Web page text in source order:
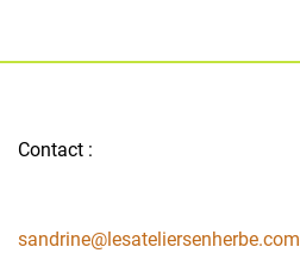
Contact :
sandrine@lesateliersenherbe.com